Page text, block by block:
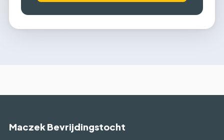
Maczek Bevrijdingstocht